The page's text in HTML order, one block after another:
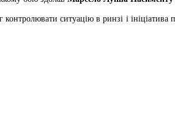
ситуацію в ринзі і